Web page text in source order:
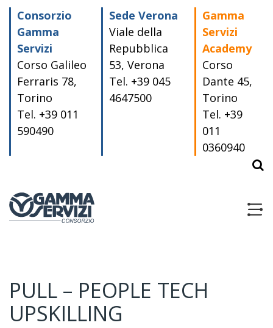
Consorzio
Gamma
Servizi
Corso Galileo
Ferraris 78,
Torino
Tel. +39 011
590490
Sede Verona
Viale della
Repubblica
53, Verona
Tel. +39 045
4647500
Gamma
Servizi
Academy
Corso
Dante 45,
Torino
Tel. +39
011
0360940
PULL – PEOPLE TECH
UPSKILLING